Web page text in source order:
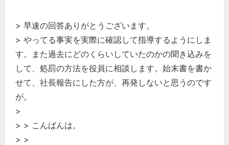
> 早速の回答ありがとうございます。
> やってる事実を実際に確認して指導するようにしま
す。また過去にどのくらいしていたのかの聞き込みを
して、処罰の方法を役員に相談します。始末書を書か
せて、社長報告にした方が、再発しないと思うのです
が。
>
> > こんばんは。
> >